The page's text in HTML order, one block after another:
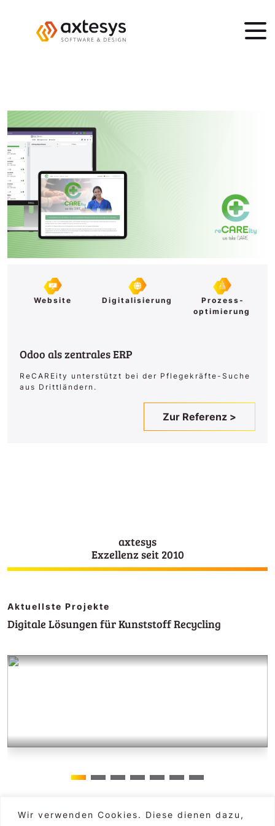
Wir verwenden Cookies. Diese dienen dazu,
Odoo als zentrales ERP
ReCAREity unterstützt bei der Pflegekräfte-Suche
aus Drittländern.
Zur Referenz >
Website Digital­isierung
Prozess­­
optimierung
axtesys
Exzellenz seit 2010
Aktuellste Projekte
Digitale Lösungen für Kunststoff Recycling